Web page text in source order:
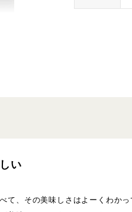
い
て、その美味しさはよーくわか